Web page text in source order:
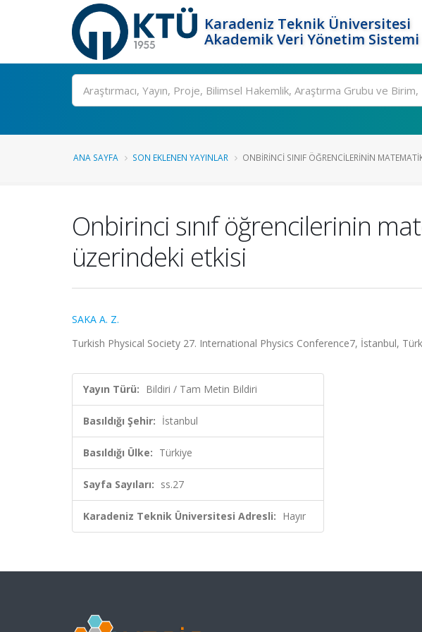
Karadeniz Teknik Üniversitesi
Akademik Veri Yönetim Sistemi
Ara
ANA SAYFA SON EKLENEN YAYINLAR ONBIRINCI SINIF ÖĞRENCILERININ
Onbirinci sınıf öğrencilerinin
üzerindeki etkisi
SAKA A. Z.
Turkish Physical Society 27. International Physics Conference7, İstanbul,
Yayın Türü: Bildiri / Tam Metin Bildiri
Basıldığı Şehir: İstanbul
Basıldığı Ülke: Türkiye
Sayfa Sayıları: ss.27
Karadeniz Teknik Üniversitesi Adresli: Hayır